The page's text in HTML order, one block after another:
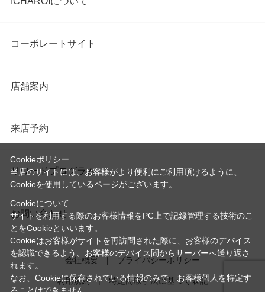
コーポレートサイト
店舗案内
来店予約
リワードプログラム
お問い合わせ
会社概要 プライバシーポリシー
利用規約 特定商取引法に基づく表記
Cookieポリシー
当店のサイトには、お客様がより便利にご利用頂けるように、
Cookieを使用しているページがございます。
Cookieについて
サイトを利用する際のお客様情報をPC上で記録管理する技術のこ
とをCookieといいます。
Cookieはお客様がサイトを再訪問された際に、お客様のデバイス
を認識できるよう、お客様のデバイス間からサーバーへ送り返さ
れます。
なお、Cookieに保存されている情報のみで、お客様個人を特定す